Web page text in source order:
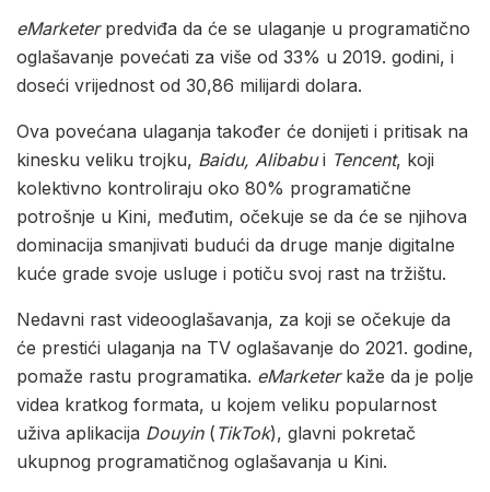
eMarketerpredviđa da će se ulaganje u programatično
oglašavanje povećati za više od 33% u 2019. godini, i
doseći vrijednost od 30,86 milijardi dolara.
Ova povećana ulaganja također će donijeti i pritisak na
kinesku veliku trojku, Baidu, Alibabui Tencent, koji
kolektivno kontroliraju oko 80% programatične
potrošnje u Kini, međutim, očekuje se da će se njihova
dominacija smanjivati budući da druge manje digitalne
kuće grade svoje usluge i potiču svoj rast na tržištu.
Nedavni rast videooglašavanja, za koji se očekuje da
će prestići ulaganja na TV oglašavanje do 2021. godine,
pomaže rastu programatika. eMarketerkaže da je polje
videa kratkog formata, u kojem veliku popularnost
uživa aplikacija Douyin( TikTok), glavni pokretač
ukupnog programatičnog oglašavanja u Kini.